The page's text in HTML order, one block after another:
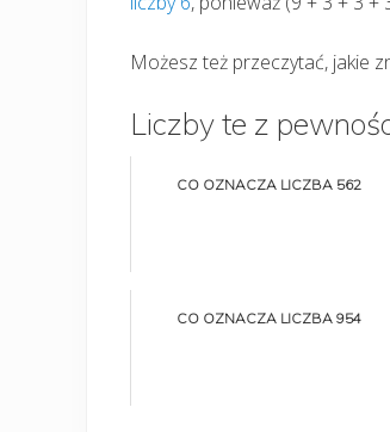
Możesz też przeczytać, jakie
Liczby te z
CO OZNACZA LICZBA 562
CO OZNACZA LICZBA 954